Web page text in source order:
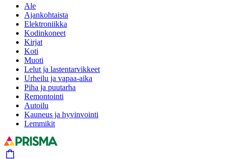
Ale
Ajankohtaista
Elektroniikka
Kodinkoneet
Kirjat
Koti
Muoti
Lelut ja lastentarvikkeet
Urheilu ja vapaa-aika
Piha ja puutarha
Remontointi
Autoilu
Kauneus ja hyvinvointi
Lemmikit